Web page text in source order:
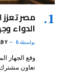
مصر تعزز
الدواء
بواسطة6 أغسطس، 2026
وقع الجهاز
تعاون